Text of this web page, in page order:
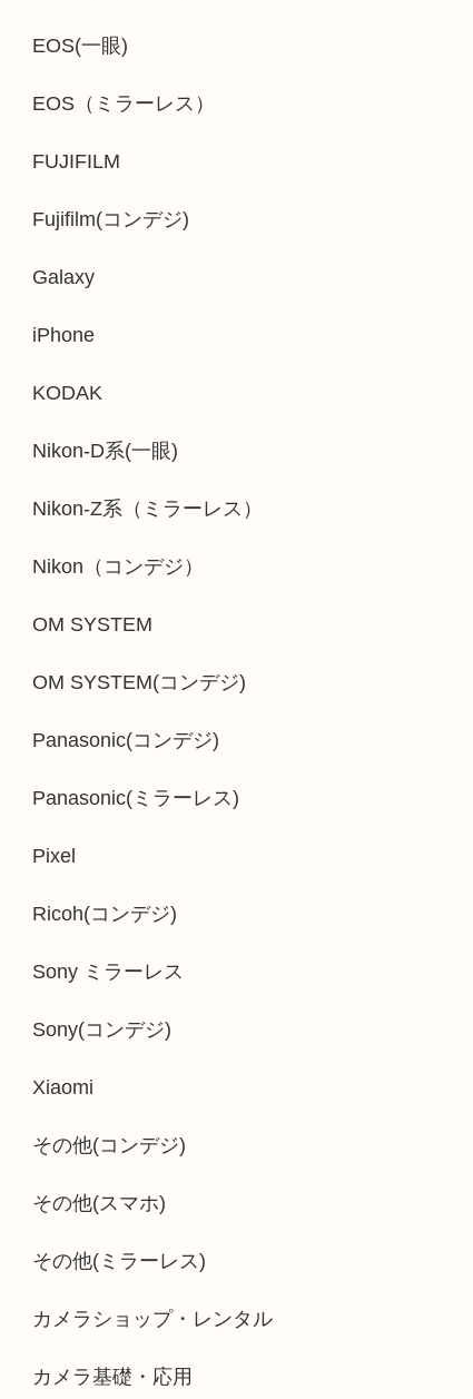
EOS(一眼)
EOS（ミラーレス）
FUJIFILM
Fujifilm(コンデジ)
Galaxy
iPhone
KODAK
Nikon-D系(一眼)
Nikon-Z系（ミラーレス）
Nikon（コンデジ）
OM SYSTEM
OM SYSTEM(コンデジ)
Panasonic(コンデジ)
Panasonic(ミラーレス)
Pixel
Ricoh(コンデジ)
Sony ミラーレス
Sony(コンデジ)
Xiaomi
その他(コンデジ)
その他(スマホ)
その他(ミラーレス)
カメラショップ・レンタル
カメラ基礎・応用